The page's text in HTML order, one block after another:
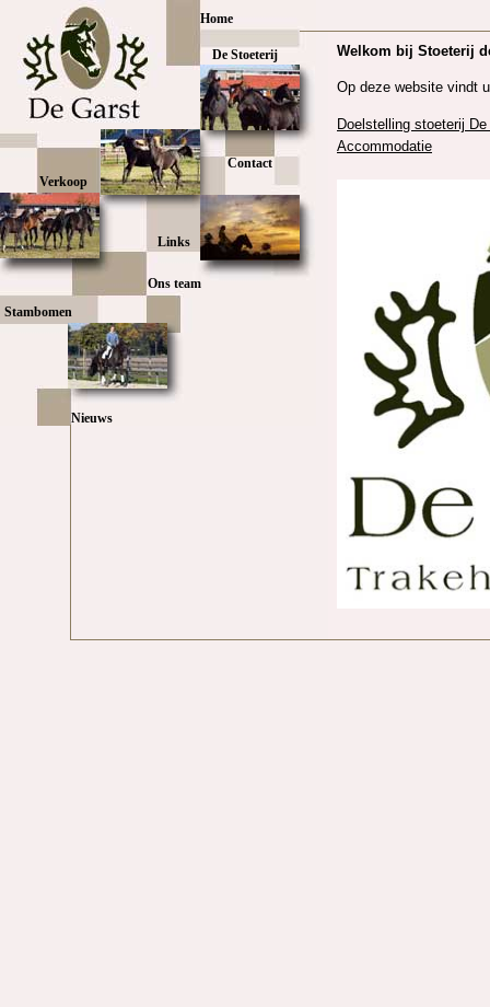
Home
De Stoeterij
Ons team
Contact
Links
Stambomen
Nieuws
Verkoop